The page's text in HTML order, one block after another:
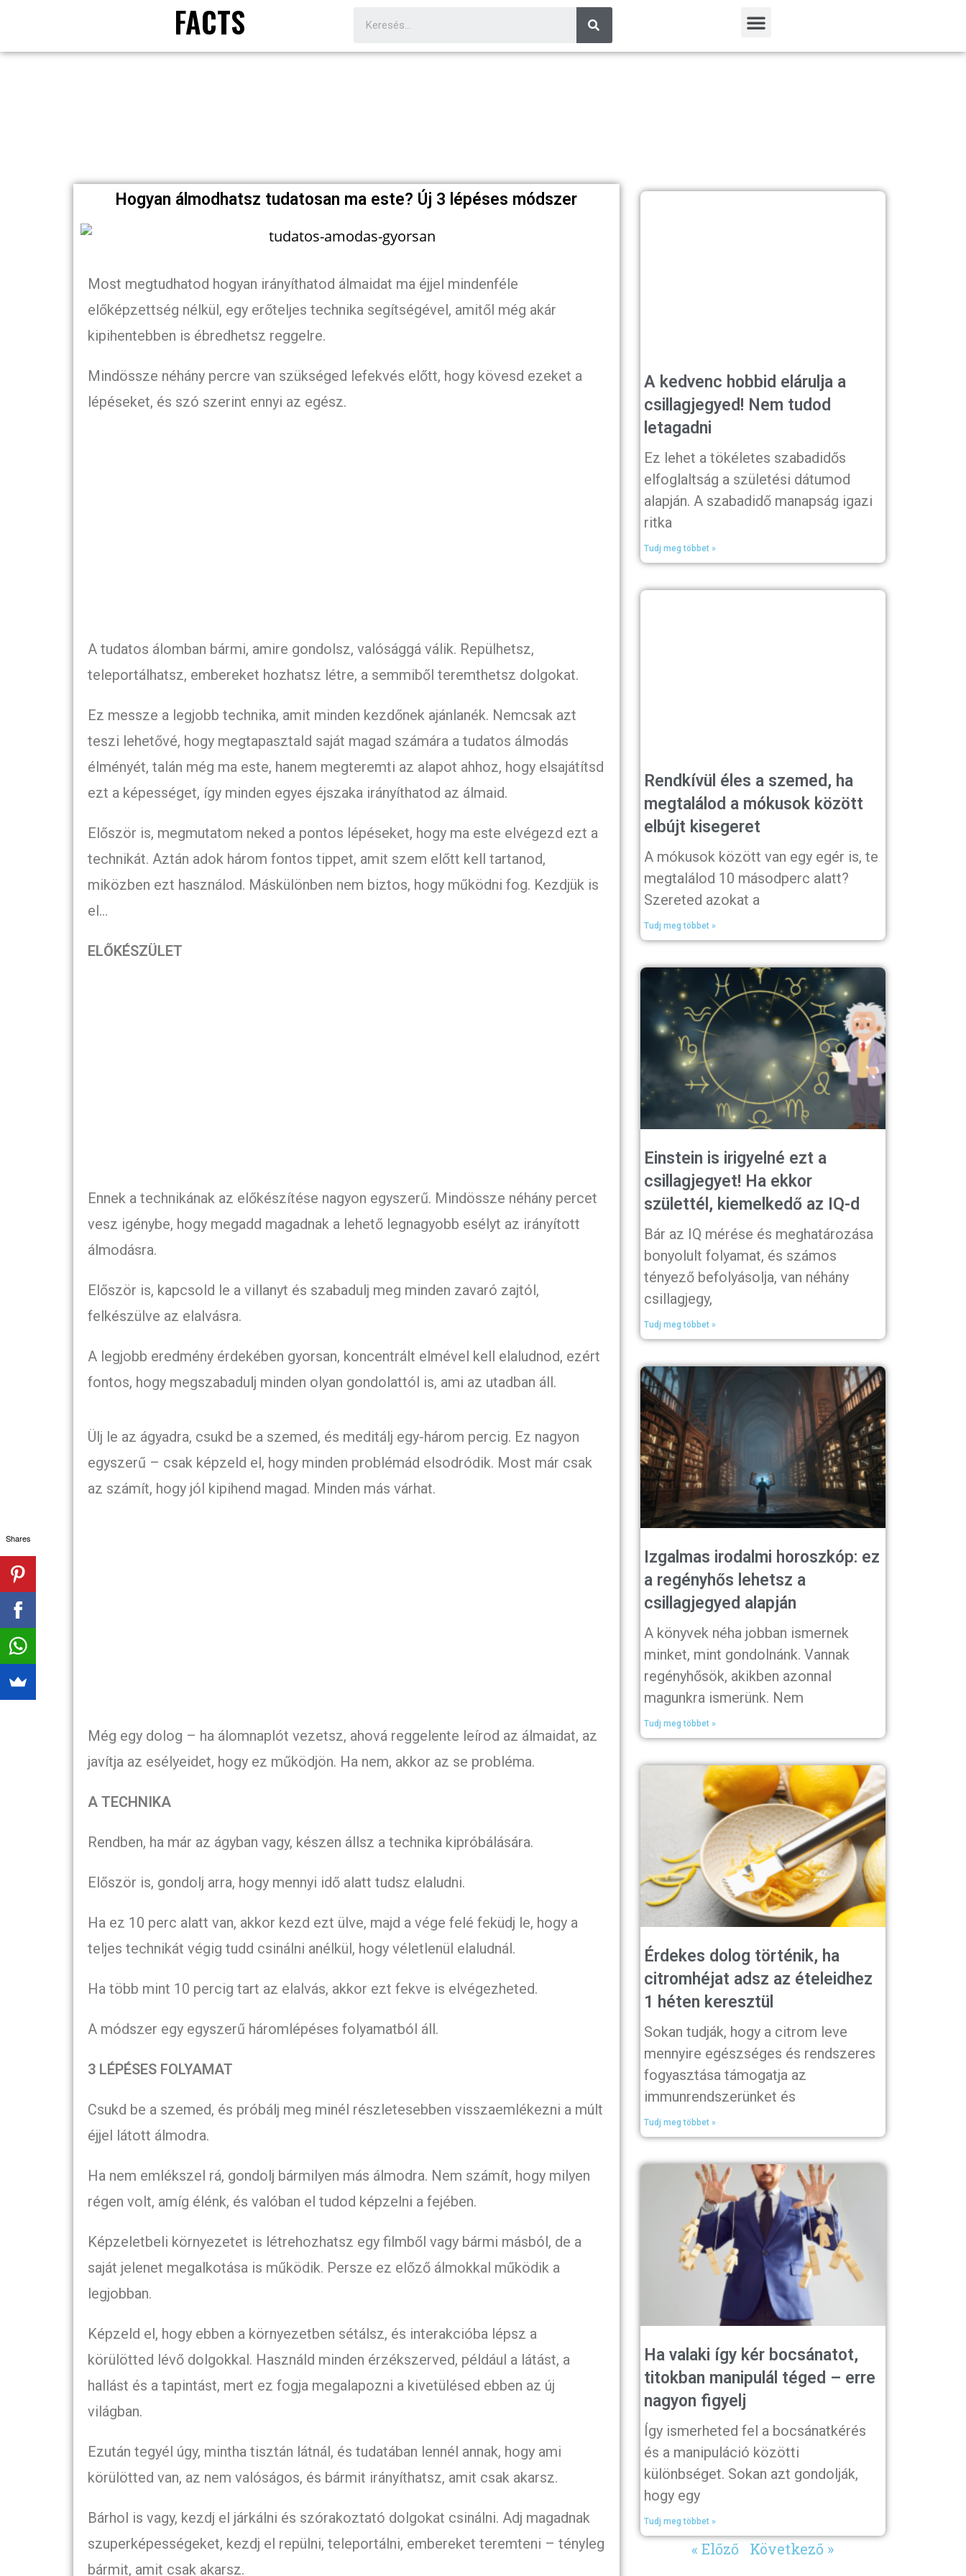
FACTS
Hogyan álmodhatsz tudatosan ma este? Új 3 lépéses módszer
Most megtudhatod hogyan irányíthatod álmaidat ma éjjel mindenféle
előképzettség nélkül, egy erőteljes technika segítségével, amitől még akár
kipihentebben is ébredhetsz reggelre.
Mindössze néhány percre van szükséged lefekvés előtt, hogy kövesd ezeket a
lépéseket, és szó szerint ennyi az egész.
A tudatos álomban bármi, amire gondolsz, valósággá válik. Repülhetsz,
teleportálhatsz, embereket hozhatsz létre, a semmiből teremthetsz dolgokat.
Ez messze a legjobb technika, amit minden kezdőnek ajánlanék. Nemcsak azt
teszi lehetővé, hogy megtapasztald saját magad számára a tudatos álmodás
élményét, talán még ma este, hanem megteremti az alapot ahhoz, hogy elsajátítsd
ezt a képességet, így minden egyes éjszaka irányíthatod az álmaid.
Először is, megmutatom neked a pontos lépéseket, hogy ma este elvégezd ezt a
technikát. Aztán adok három fontos tippet, amit szem előtt kell tartanod,
miközben ezt használod. Máskülönben nem biztos, hogy működni fog. Kezdjük is
el…
ELŐKÉSZÜLET
Ennek a technikának az előkészítése nagyon egyszerű. Mindössze néhány percet
vesz igénybe, hogy megadd magadnak a lehető legnagyobb esélyt az irányított
álmodásra.
Először is, kapcsold le a villanyt és szabadulj meg minden zavaró zajtól,
felkészülve az elalvásra.
A legjobb eredmény érdekében gyorsan, koncentrált elmével kell elaludnod, ezért
fontos, hogy megszabadulj minden olyan gondolattól is, ami az utadban áll.
Ülj le az ágyadra, csukd be a szemed, és meditálj egy-három percig. Ez nagyon
egyszerű – csak képzeld el, hogy minden problémád elsodródik. Most már csak
az számít, hogy jól kipihend magad. Minden más várhat.
Még egy dolog – ha álomnaplót vezetsz, ahová reggelente leírod az álmaidat, az
javítja az esélyeidet, hogy ez működjön. Ha nem, akkor az se probléma.
A TECHNIKA
Rendben, ha már az ágyban vagy, készen állsz a technika kipróbálására.
Először is, gondolj arra, hogy mennyi idő alatt tudsz elaludni.
Ha ez 10 perc alatt van, akkor kezd ezt ülve, majd a vége felé feküdj le, hogy a
teljes technikát végig tudd csinálni anélkül, hogy véletlenül elaludnál.
Ha több mint 10 percig tart az elalvás, akkor ezt fekve is elvégezheted.
A módszer egy egyszerű háromlépéses folyamatból áll.
3 LÉPÉSES FOLYAMAT
Csukd be a szemed, és próbálj meg minél részletesebben visszaemlékezni a múlt
éjjel látott álmodra.
Ha nem emlékszel rá, gondolj bármilyen más álmodra. Nem számít, hogy milyen
régen volt, amíg élénk, és valóban el tudod képzelni a fejében.
Képzeletbeli környezetet is létrehozhatsz egy filmből vagy bármi másból, de a
saját jelenet megalkotása is működik. Persze ez előző álmokkal működik a
legjobban.
Képzeld el, hogy ebben a környezetben sétálsz, és interakcióba lépsz a
körülötted lévő dolgokkal. Használd minden érzékszerved, például a látást, a
hallást és a tapintást, mert ez fogja megalapozni a kivetülésed ebben az új
világban.
Ezután tegyél úgy, mintha tisztán látnál, és tudatában lennél annak, hogy ami
körülötted van, az nem valóságos, és bármit irányíthatsz, amit csak akarsz.
Bárhol is vagy, kezdj el járkálni és szórakoztató dolgokat csinálni. Adj magadnak
szuperképességeket, kezdj el repülni, teleportálni, embereket teremteni – tényleg
bármit, amit csak akarsz.
A kedvenc hobbid elárulja a
csillagjegyed! Nem tudod
letagadni
Ez lehet a tökéletes szabadidős
elfoglaltság a születési dátumod
alapján. A szabadidő manapság igazi
ritka
Tudj meg többet »
Rendkívül éles a szemed, ha
megtalálod a mókusok között
elbújt kisegeret
A mókusok között van egy egér is, te
megtalálod 10 másodperc alatt?
Szereted azokat a
Tudj meg többet »
Einstein is irigyelné ezt a
csillagjegyet! Ha ekkor
születtél, kiemelkedő az IQ-d
Bár az IQ mérése és meghatározása
bonyolult folyamat, és számos
tényező befolyásolja, van néhány
csillagjegy,
Tudj meg többet »
Izgalmas irodalmi horoszkóp: ez
a regényhős lehetsz a
csillagjegyed alapján
A könyvek néha jobban ismernek
minket, mint gondolnánk. Vannak
regényhősök, akikben azonnal
magunkra ismerünk. Nem
Tudj meg többet »
Érdekes dolog történik, ha
citromhéjat adsz az ételeidhez
1 héten keresztül
Sokan tudják, hogy a citrom leve
mennyire egészséges és rendszeres
fogyasztása támogatja az
immunrendszerünket és
Tudj meg többet »
Ha valaki így kér bocsánatot,
titokban manipulál téged – erre
nagyon figyelj
Így ismerheted fel a bocsánatkérés
és a manipuláció közötti
különbséget. Sokan azt gondolják,
hogy egy
Tudj meg többet »
« Előző Következő »
Shares